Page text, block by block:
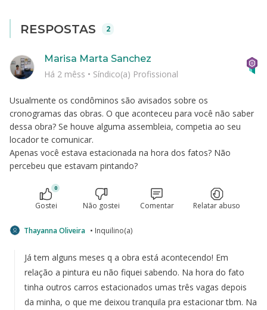
RESPOSTAS 2
Usualmente os condôminos são avisados sobre os
cronogramas das obras. O que aconteceu para você não saber
dessa obra? Se houve alguma assembleia, competia ao seu
locador te comunicar.
Apenas você estava estacionada na hora dos fatos? Não
percebeu que estavam pintando?
Marisa Marta Sanchez
Há 2 mêss • Síndico(a) Profissional
0
Gostei Não gostei Comentar Relatar abuso
Thayanna Oliveira • Inquilino(a)
Já tem alguns meses q a obra está acontecendo! Em
relação a pintura eu não fiquei sabendo. Na hora do fato
tinha outros carros estacionados umas três vagas depois
da minha, o que me deixou tranquila pra estacionar tbm. Na